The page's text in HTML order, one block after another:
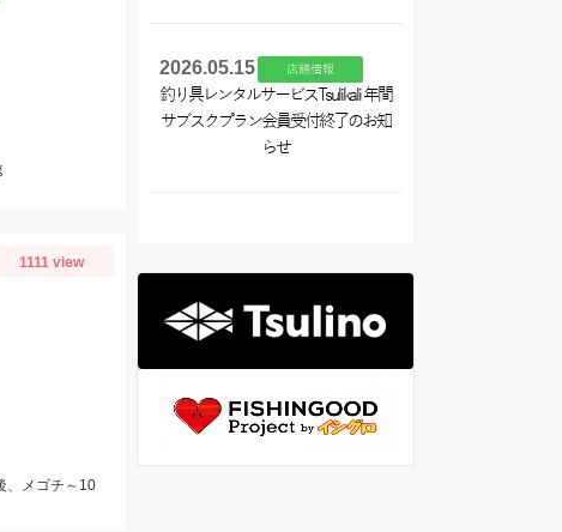
1111 view
、メゴチ～10
2026.05.15 店舗情報
釣り具レンタルサービスTsulikali 年間
サブスクプラン会員受付終了のお知
らせ